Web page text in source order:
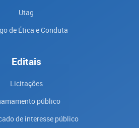
Utag
de Ética e Conduta
Editais
Licitações
público
de interesse público